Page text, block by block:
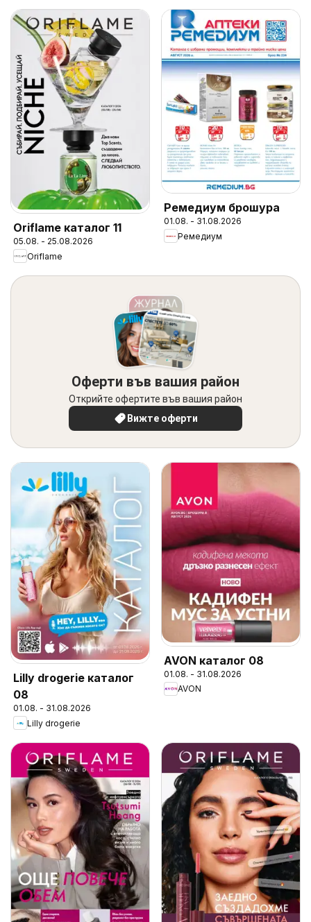
Oriflame каталог 11
05.08. - 25.08.2026
Oriflame
Ремедиум брошура
01.08. - 31.08.2026
Ремедиум
Оферти във вашия район
Открийте офертите във вашия район
Вижте оферти
Lilly drogerie каталог
08
01.08. - 31.08.2026
Lilly drogerie
AVON каталог 08
01.08. - 31.08.2026
AVON